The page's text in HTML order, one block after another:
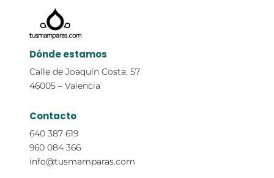
Dónde estamos
Calle de Joaquín Costa, 57
46005 – Valencia
Contacto
640 387 619
960 084 366
info@tusmamparas.com